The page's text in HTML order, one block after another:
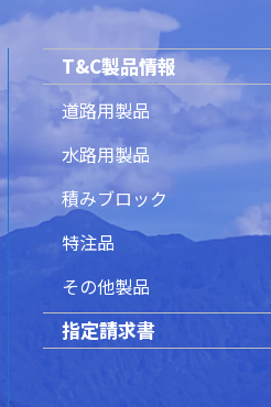
T&C製品情報
道路用製品
水路用製品
積みブロック
特注品
その他製品
指定請求書